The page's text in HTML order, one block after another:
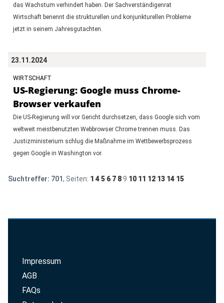
das Wachstum verhindert haben. Der Sachverständigenrat
Wirtschaft benennt die strukturellen und konjunkturellen Probleme
jetzt in seinem Jahresgutachten.
23.11.2024
WIRTSCHAFT
US-Regierung: Google muss Chrome-
Browser verkaufen
Die US-Regierung will vor Gericht durchsetzen, dass Google sich vom
weltweit meistbenutzten Webbrowser Chrome trennen muss. Das
Justizministerium schlug die Maßnahme im Wettbewerbsprozess
gegen Google in Washington vor.
Suchtreffer: 701, Seiten: 1 4 5 6 7 8 9 10 11 12 13 14 15
Impressum
AGB
FAQs